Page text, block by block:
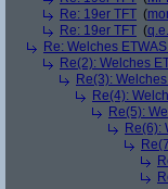
Re: 19er TFT (
Re: 19er TFT (
Re: Welches
Re(2): Welches
Re(3):
Re(4):
Re(5):
Re(6):